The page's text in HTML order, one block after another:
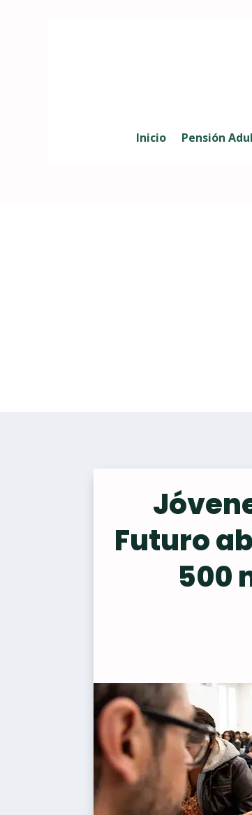
Inicio Pensión
Futuro
500